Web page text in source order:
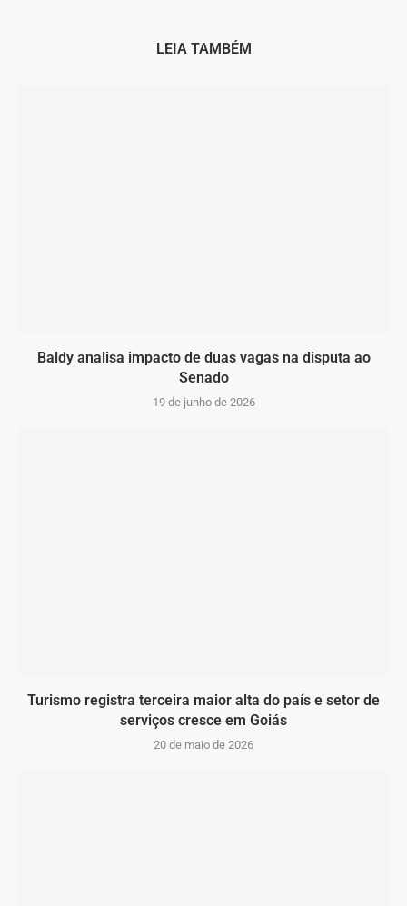
LEIA TAMBÉM
Baldy analisa impacto de duas vagas na disputa ao
Senado
19 de junho de 2026
Turismo registra terceira maior alta do país e setor de
serviços cresce em Goiás
20 de maio de 2026